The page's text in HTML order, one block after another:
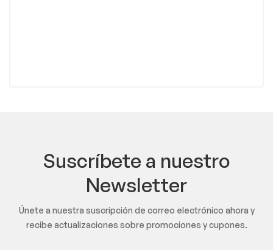
Suscríbete a nuestro
Newsletter
Únete a nuestra suscripción de correo electrónico ahora y
recibe actualizaciones sobre promociones y cupones.